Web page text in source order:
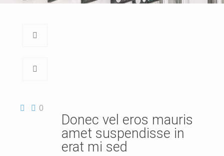
0
Donec vel eros mauris
amet suspendisse in
erat mi sed